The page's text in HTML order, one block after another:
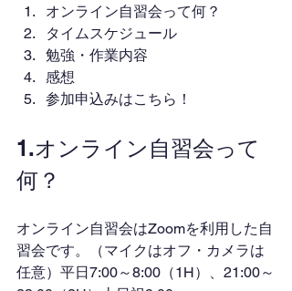
オンライン自習会って何？
タイムスケジュール
勉強・作業内容
感想
参加申込みはこちら！
1.オンライン自習会って
何？
オンライン自習会はZoomを利用した自
習会です。（マイクはオフ・カメラは
任意）平日7:00～8:00（1H）、21:00～